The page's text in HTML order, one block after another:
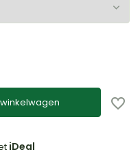
iDeal